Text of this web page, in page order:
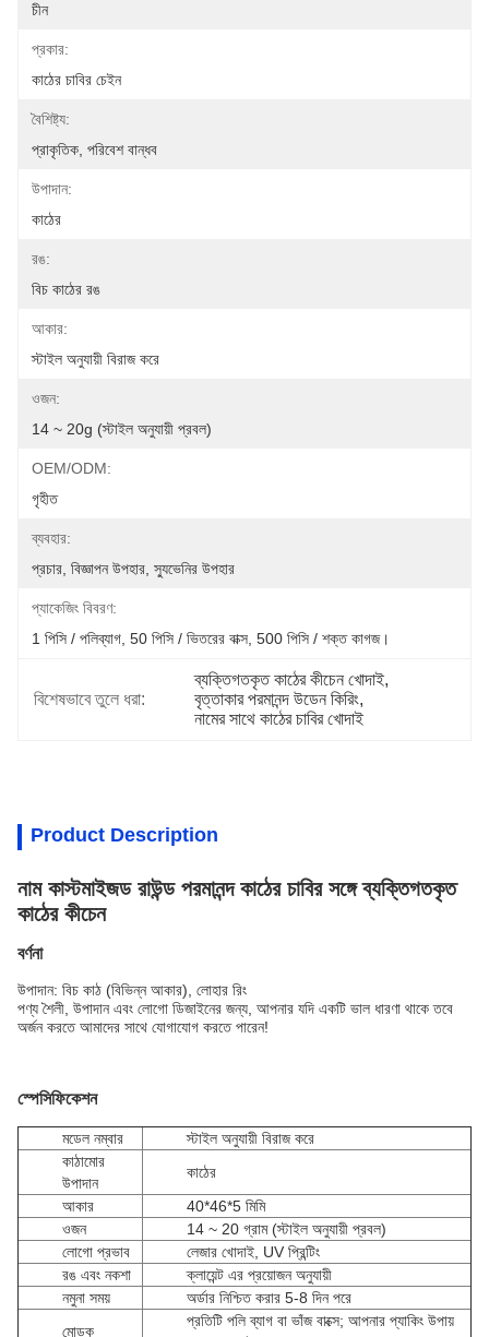
চীন
প্রকার:
কাঠের চাবির চেইন
বৈশিষ্ট্য:
প্রাকৃতিক, পরিবেশ বান্ধব
উপাদান:
কাঠের
রঙ:
বিচ কাঠের রঙ
আকার:
স্টাইল অনুযায়ী বিরাজ করে
ওজন:
14 ~ 20g (স্টাইল অনুযায়ী প্রবল)
OEM/ODM:
গৃহীত
ব্যবহার:
প্রচার, বিজ্ঞাপন উপহার, স্যুভেনির উপহার
প্যাকেজিং বিবরণ:
1 পিসি / পলিব্যাগ, 50 পিসি / ভিতরের বাক্স, 500 পিসি / শক্ত কাগজ।
বিশেষভাবে তুলে ধরা:
ব্যক্তিগতকৃত কাঠের কীচেন খোদাই,
বৃত্তাকার পরমানন্দ উডেন কিরিং,
নামের সাথে কাঠের চাবির খোদাই
Product Description
নাম কাস্টমাইজড রাউন্ড পরমানন্দ কাঠের চাবির সঙ্গে ব্যক্তিগতকৃত
কাঠের কীচেন
বর্ণনা
উপাদান: বিচ কাঠ (বিভিন্ন আকার), লোহার রিং
পণ্য শৈলী, উপাদান এবং লোগো ডিজাইনের জন্য, আপনার যদি একটি ভাল ধারণা থাকে তবে
অর্জন করতে আমাদের সাথে যোগাযোগ করতে পারেন!
স্পেসিফিকেশন
মডেল নম্বার
স্টাইল অনুযায়ী বিরাজ করে
কাঠামোর
উপাদান
কাঠের
আকার
40*46*5 মিমি
ওজন
14 ~ 20 গ্রাম (স্টাইল অনুযায়ী প্রবল)
লোগো প্রভাব
লেজার খোদাই, UV প্রিন্টিং
রঙ এবং নকশা
ক্লায়েন্ট এর প্রয়োজন অনুযায়ী
নমুনা সময়
অর্ডার নিশ্চিত করার 5-8 দিন পরে
মোড়ক
প্রতিটি পলি ব্যাগ বা ভাঁজ বাক্সে; আপনার প্যাকিং উপায়